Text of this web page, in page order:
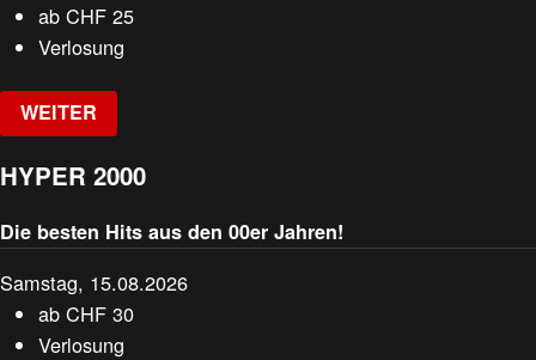
abCHF 25
Verlosung
WEITER
HYPER 2000
Die besten Hits aus den 00er Jahren!
Samstag, 15.08.2026
abCHF 30
Verlosung